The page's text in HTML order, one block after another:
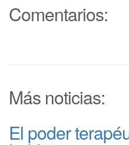
Comentarios:
Más noticias:
El poder